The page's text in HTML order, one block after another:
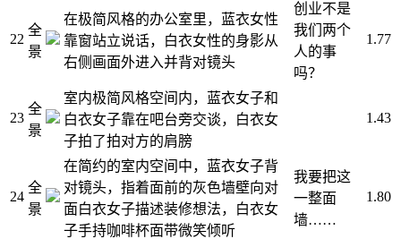
22
全
景
在极简风格的办公室里，蓝衣女性
靠窗站立说话，白衣女性的身影从
右侧画面外进入并背对镜头
创业不是
我们两个
人的事
吗？
1.77
23
全
景
室内极简风格空间内，蓝衣女子和
白衣女子靠在吧台旁交谈，白衣女
子拍了拍对方的肩膀
1.43
24
全
景
在简约的室内空间中，蓝衣女子背
对镜头，指着面前的灰色墙壁向对
面白衣女子描述装修想法，白衣女
子手持咖啡杯面带微笑倾听
我要把这
一整面
墙……
1.80